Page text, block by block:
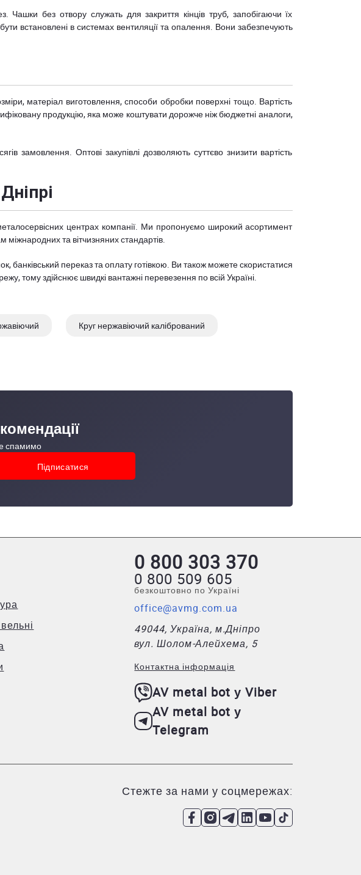
Чашки без отвору служать для закриття кінців труб, запобігаючи їх
встановлені в системах вентиляції та опалення. Вони забезпечують
матеріал виготовлення, способи обробки поверхні тощо. Вартість
продукцію, яка може коштувати дорожче ніж бюджетні аналоги,
замовлення. Оптові закупівлі дозволяють суттєво знизити вартість
центрах компанії. Ми пропонуємо широкий асортимент
міжнародних та вітчизняних стандартів.
переказ та оплату готівкою. Ви також можете скористатися
тому здійснює швидкі вантажні перевезення по всій Україні.
Круг нержавіючий калібрований
спамимо
0 800 303 370
0 800 509 605
безкоштовно по Україні
office@avmg.com.ua
49044, Україна, м.Дніпро
вул. Шолом-Алейхема, 5
Контактна інформація
AV metal bot у Viber
AV metal bot у
Telegram
Стежте за нами у соцмережах: